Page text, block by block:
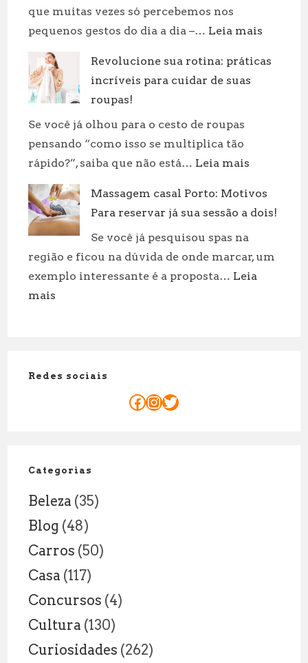
que muitas vezes só percebemos nos
pequenos gestos do dia a dia –… Leia mais
Tempo
Revolucione sua rotina: práticas
incríveis para cuidar de suas
roupas!
Se você já olhou para o cesto de roupas
pensando “como isso se multiplica tão
rápido?”, saiba que não está… Leia mais
sua
rotina:
para
cuidar
Massagem casal Porto: Motivos
Para reservar já sua sessão a dois!
Se você já pesquisou spas na
região e ficou na dúvida de onde marcar, um
exemplo interessante é a proposta… Leia
mais
Para
Redes sociais
Facebook
Instagram
Twitter
Categorias
Beleza (35)
Blog (48)
Carros (50)
Casa (117)
Concursos (4)
Cultura (130)
Curiosidades (262)